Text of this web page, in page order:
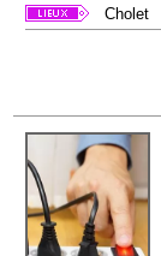
Cholet